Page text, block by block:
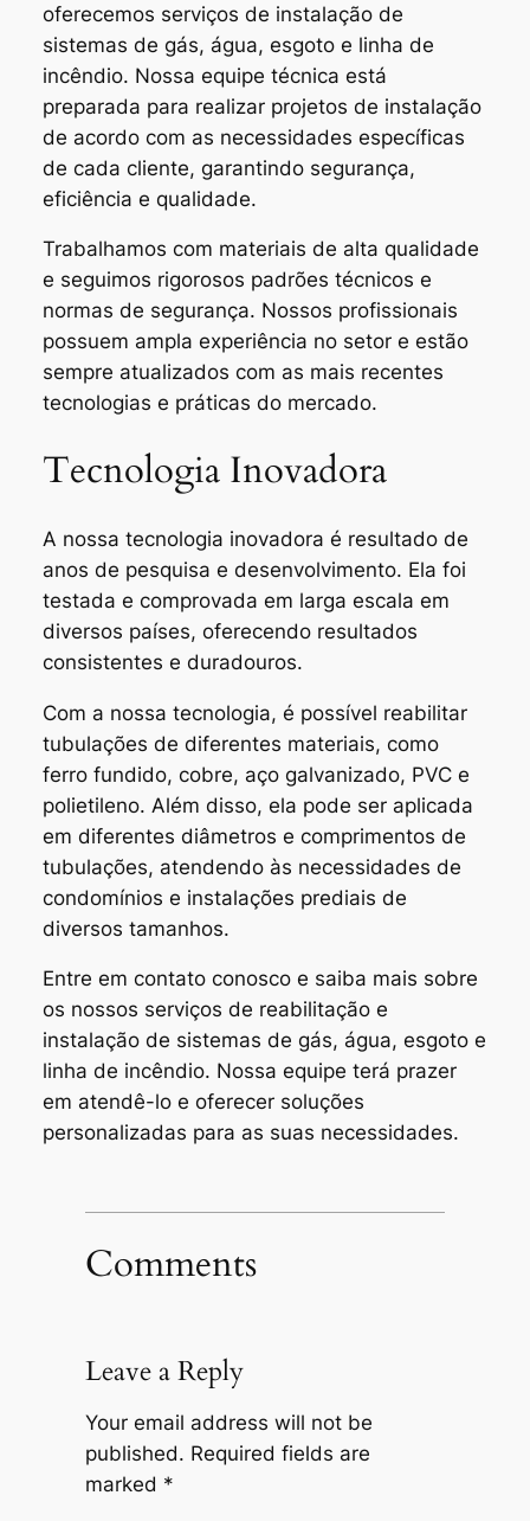
oferecemos serviços de instalação de
sistemas de gás, água, esgoto e linha de
incêndio. Nossa equipe técnica está
preparada para realizar projetos de instalação
de acordo com as necessidades específicas
de cada cliente, garantindo segurança,
eficiência e qualidade.
Trabalhamos com materiais de alta qualidade
e seguimos rigorosos padrões técnicos e
normas de segurança. Nossos profissionais
possuem ampla experiência no setor e estão
sempre atualizados com as mais recentes
tecnologias e práticas do mercado.
Tecnologia Inovadora
A nossa tecnologia inovadora é resultado de
anos de pesquisa e desenvolvimento. Ela foi
testada e comprovada em larga escala em
diversos países, oferecendo resultados
consistentes e duradouros.
Com a nossa tecnologia, é possível reabilitar
tubulações de diferentes materiais, como
ferro fundido, cobre, aço galvanizado, PVC e
polietileno. Além disso, ela pode ser aplicada
em diferentes diâmetros e comprimentos de
tubulações, atendendo às necessidades de
condomínios e instalações prediais de
diversos tamanhos.
Entre em contato conosco e saiba mais sobre
os nossos serviços de reabilitação e
instalação de sistemas de gás, água, esgoto e
linha de incêndio. Nossa equipe terá prazer
em atendê-lo e oferecer soluções
personalizadas para as suas necessidades.
Comments
Leave a Reply
Your email address will not be
published. Required fields are
marked *